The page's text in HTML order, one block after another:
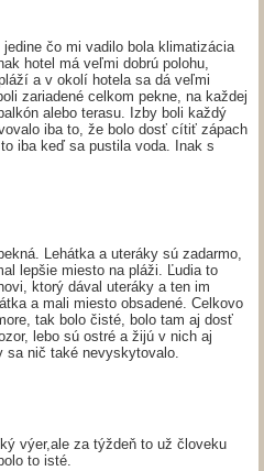
čo mi vadilo bola klimatizácia
hotel má veľmi dobrú polohu,
a v okolí hotela sa dá veľmi
zariadené celkom pekne, na každej
alebo terasu. Izby boli každý
iba to, že bolo dosť cítiť zápach
iba keď sa pustila voda. Inak s
Lehátka a uteráky sú zadarmo,
lepšie miesto na pláži. Ľudia to
ktorý dával uteráky a ten im
a mali miesto obsadené. Celkovo
tak bolo čisté, bolo tam aj dosť
lebo sú ostré a žijú v nich aj
sa nič také nevyskytovalo.
výer,ale za týždeň to už človeku
to isté.